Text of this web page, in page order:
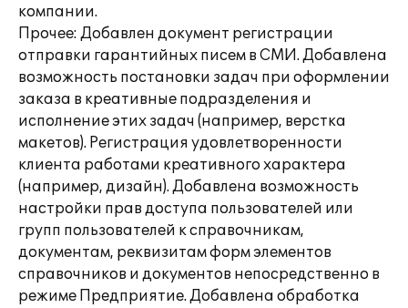
компании.
Прочее: Добавлен документ регистрации
отправки гарантийных писем в СМИ. Добавлена
возможность постановки задач при оформлении
заказа в креативные подразделения и
исполнение этих задач (например, верстка
макетов). Регистрация удовлетворенности
клиента работами креативного характера
(например, дизайн). Добавлена возможность
настройки прав доступа пользователей или
групп пользователей к справочникам,
документам, реквизитам форм элементов
справочников и документов непосредственно в
режиме Предприятие. Добавлена обработка